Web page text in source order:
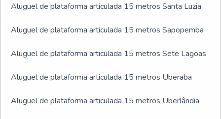
Aluguel de plataforma articulada 15 metros Santa Luzia
Aluguel de plataforma articulada 15 metros Sapopemba
Aluguel de plataforma articulada 15 metros Sete Lagoas
Aluguel de plataforma articulada 15 metros Uberaba
Aluguel de plataforma articulada 15 metros Uberlândia